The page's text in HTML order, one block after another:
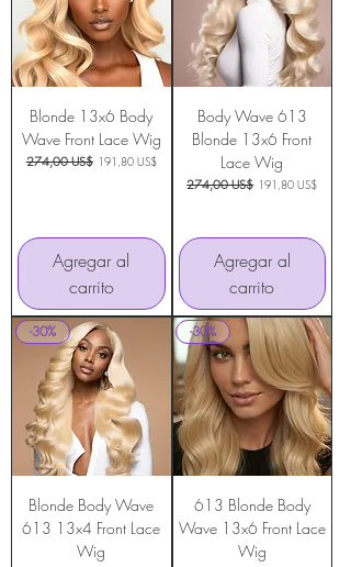
Blonde 13x6 Body
Wave Front Lace Wig
Precio
274,00 US$ Precio de oferta
191,80 US$
Agregar al
carrito
Body Wave 613
Blonde 13x6 Front
Lace Wig
Precio
274,00 US$ Precio de oferta
191,80 US$
Agregar al
carrito
-30%
Blonde Body Wave
613 13x4 Front Lace
Wig
-30%
613 Blonde Body
Wave 13x6 Front Lace
Wig